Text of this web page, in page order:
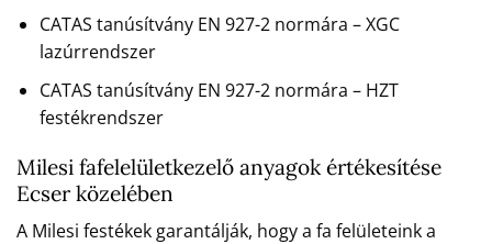
CATAS tanúsítvány EN 927-2 normára – XGC
lazúrrendszer
CATAS tanúsítvány EN 927-2 normára – HZT
festékrendszer
Milesi fafelelületkezelő anyagok értékesítése
Ecser közelében
A Milesi festékek garantálják, hogy a fa felületeink a